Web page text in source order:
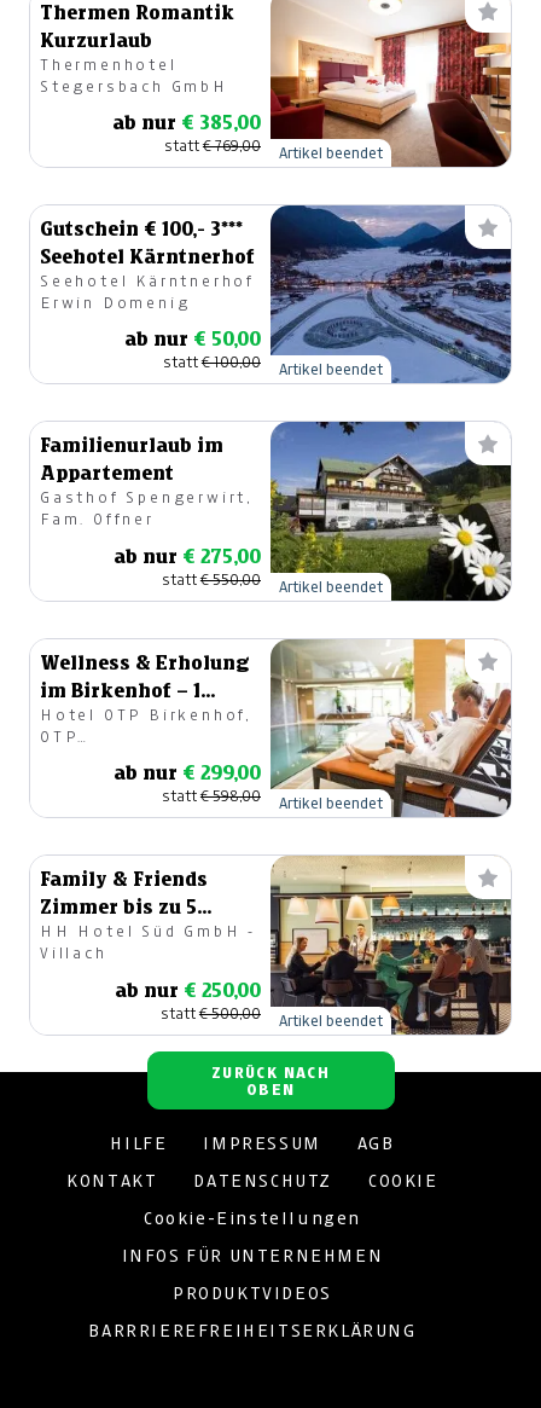
Thermen Romantik
Kurzurlaub
Thermenhotel
Stegersbach GmbH
ab nur € 385,00
statt€ 769,00 Artikel beendet
Gutschein € 100,- 3***
Seehotel Kärntnerhof
Seehotel Kärntnerhof
Erwin Domenig
ab nur € 50,00
statt€ 100,00 Artikel beendet
Familienurlaub im
Appartement
Gasthof Spengerwirt,
Fam. Offner
ab nur € 275,00
statt€ 550,00 Artikel beendet
Wellness & Erholung
im Birkenhof – 1
Nacht/2 Tage
Hotel OTP Birkenhof,
OTP
ab nur € 299,00
statt€ 598,00 Artikel beendet
Family & Friends
Zimmer bis zu 5
Personen für zwei
Nächte
HH Hotel Süd GmbH -
Villach
ab nur € 250,00
statt€ 500,00 Artikel beendet
ZURÜCK NACH
OBEN
HILFE IMPRESSUM AGB
KONTAKT DATENSCHUTZ COOKIE
Cookie-Einstellungen
INFOS FÜR UNTERNEHMEN
PRODUKTVIDEOS
BARRRIEREFREIHEITSERKLÄRUNG